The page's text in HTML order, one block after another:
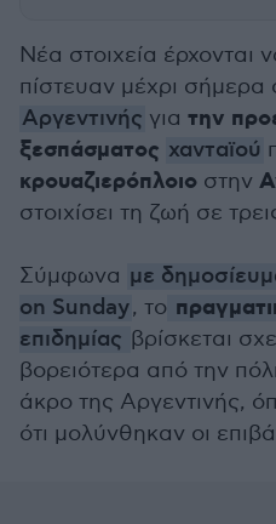
Νέα στοιχεία
πίστευαν μέχρι σήμερα
Αργεντινής για την
ξεσπάσματος χανταϊού
κρουαζιερόπλοιο στην
στοιχίσει τη ζωή σε
Σύμφωνα με
on Sunday, το
επιδημίας βρίσκεται
βορειότερα από την
άκρο της Αργεντινής,
ότι μολύνθηκαν οι